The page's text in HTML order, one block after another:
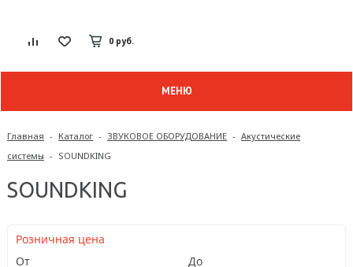
0 руб.
МЕНЮ
Главная - Каталог - ЗВУКОВОЕ ОБОРУДОВАНИЕ - Акустические
системы - SOUNDKING
SOUNDKING
Розничная цена
От
До